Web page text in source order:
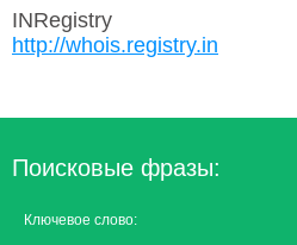
INRegistry
http://whois.registry.in
Поисковые фразы:
Ключевое слово: